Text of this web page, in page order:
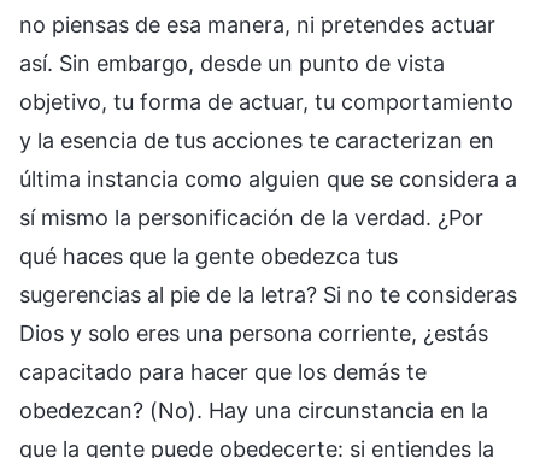
no piensas de esa manera, ni pretendes actuar
así. Sin embargo, desde un punto de vista
objetivo, tu forma de actuar, tu comportamiento
y la esencia de tus acciones te caracterizan en
última instancia como alguien que se considera a
sí mismo la personificación de la verdad. ¿Por
qué haces que la gente obedezca tus
sugerencias al pie de la letra? Si no te consideras
Dios y solo eres una persona corriente, ¿estás
capacitado para hacer que los demás te
obedezcan? (No). Hay una circunstancia en la
que la gente puede obedecerte: si entiendes la